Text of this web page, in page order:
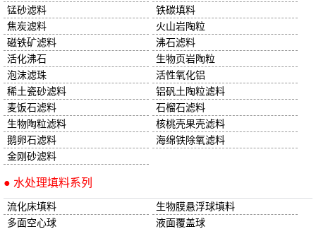
锰砂滤料
铁碳填料
焦炭滤料
火山岩陶粒
磁铁矿滤料
沸石滤料
活化沸石
生物页岩陶粒
泡沫滤珠
活性氧化铝
稀土瓷砂滤料
铝矾土陶粒滤料
麦饭石滤料
石榴石滤料
生物陶粒滤料
核桃壳果壳滤料
鹅卵石滤料
海绵铁除氧滤料
金刚砂滤料
● 水处理填料系列
流化床填料
生物膜悬浮球填料
多面空心球
液面覆盖球